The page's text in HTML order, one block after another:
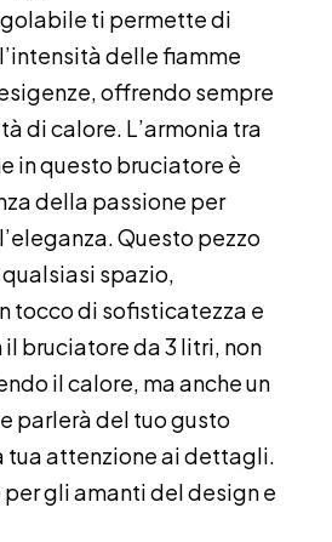
ti permette di
delle fiamme
offrendo sempre
di calore. L’armonia tra
in questo bruciatore è
della passione per
Questo pezzo
spazio,
tocco di sofisticatezza e
bruciatore da 3 litri, non
il calore, ma anche un
parlerà del tuo gusto
tua attenzione ai dettagli.
gli amanti del design e